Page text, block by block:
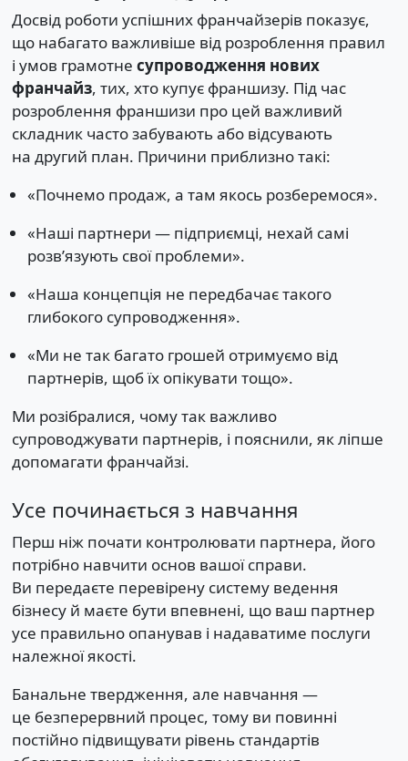
Досвід роботи успішних франчайзерів показує,
що набагато важливіше від розроблення правил
і умов грамотне супроводження нових
франчайз, тих, хто купує франшизу. Під час
розроблення франшизи про цей важливий
складник часто забувають або відсувають
на другий план. Причини приблизно такі:
«Почнемо продаж, а там якось розберемося».
«Наші партнери — підприємці, нехай самі
розв’язують свої проблеми».
«Наша концепція не передбачає такого
глибокого супроводження».
«Ми не так багато грошей отримуємо від
партнерів, щоб їх опікувати тощо».
Ми розібралися, чому так важливо
супроводжувати партнерів, і пояснили, як ліпше
допомагати франчайзі.
Усе починається з навчання
Перш ніж почати контролювати партнера, його
потрібно навчити основ вашої справи.
Ви передаєте перевірену систему ведення
бізнесу й маєте бути впевнені, що ваш партнер
усе правильно опанував і надаватиме послуги
належної якості.
Банальне твердження, але навчання —
це безперервний процес, тому ви повинні
постійно підвищувати рівень стандартів